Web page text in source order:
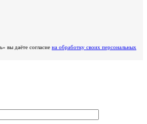
вы даёте согласие на обработку своих персональных